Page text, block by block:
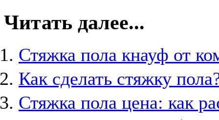
Читать далее...
Стяжка пола кнауф от
Как сделать стяжку
Стяжка пола цена: как